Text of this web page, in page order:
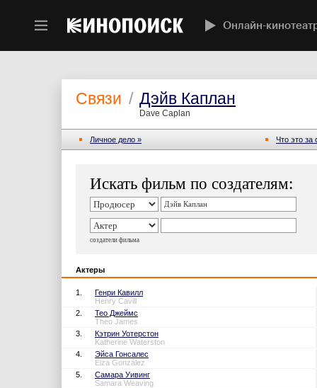
Онлайн-
Связи / Дэйв Каплан
Dave Caplan
Личное дело » Что это за
Искать фильм по создателям:
создатели фильма
Актеры
1.
Генри Кавилл
Henry Cavill
2.
Тео Джеймс
Theo James
3.
Кэтрин Уотерстон
Katherine Waterston
4.
Эйса Гонсалес
Eiza González
5.
Самара Уивинг
Samara Weaving